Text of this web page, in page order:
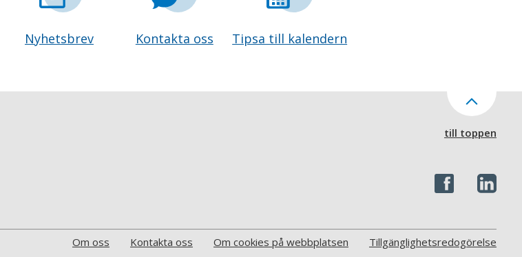
Nyhetsbrev Kontakta oss Tipsa till kalendern
till toppen
Om oss Kontakta oss Om cookies på webbplatsen Tillgänglighetsredogörelse